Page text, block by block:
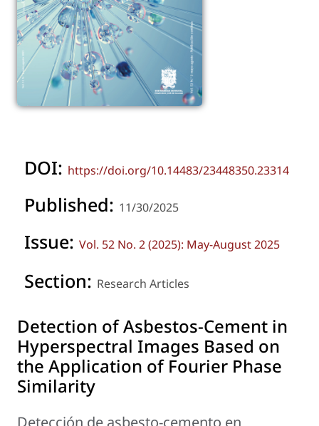
DOI: https://doi.org/10.14483/23448350.23314
Published: 11/30/2025
Issue: Vol. 52 No. 2 (2025): May-August 2025
Section: Research Articles
Detection of Asbestos-Cement in
Hyperspectral Images Based on
the Application of Fourier Phase
Similarity